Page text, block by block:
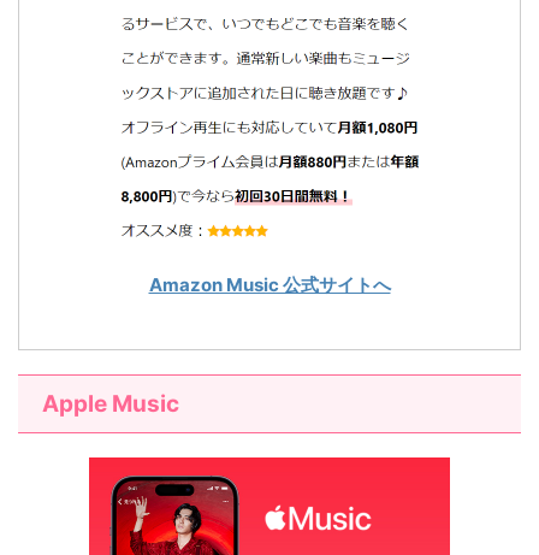
Amazon Music 公式サイトへ
Apple Music